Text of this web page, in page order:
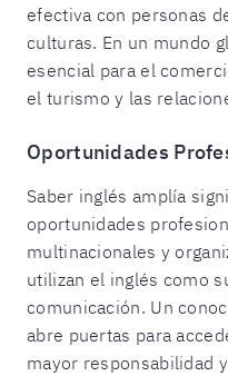
efectiva con personas
culturas. En un mundo
esencial para el
el turismo y las
Oportunidades
Saber inglés amplía
oportunidades
multinacionales y
utilizan el inglés como
comunicación. Un
abre puertas para
mayor responsabilidad